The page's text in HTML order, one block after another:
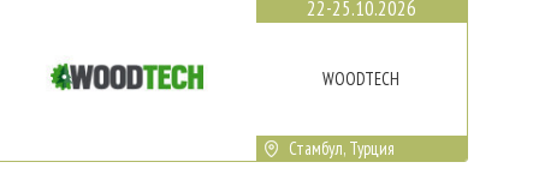
22-25.10.2026
WOODTECH
Стамбул, Турция